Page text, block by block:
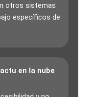
otros sistemas
específicos de
en la nube